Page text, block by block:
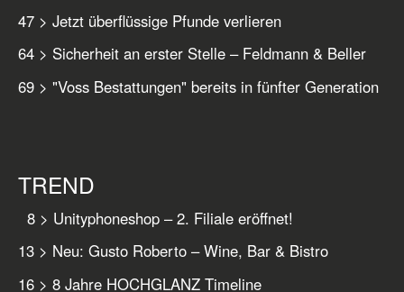
47 > Jetzt überflüssige Pfunde verlieren
64 > Sicherheit an erster Stelle – Feldmann & Beller
69 > "Voss Bestattungen" bereits in fünfter Generation
TREND
8 > Unityphoneshop – 2. Filiale eröffnet!
13 > Neu: Gusto Roberto – Wine, Bar & Bistro
16 > 8 Jahre HOCHGLANZ Timeline